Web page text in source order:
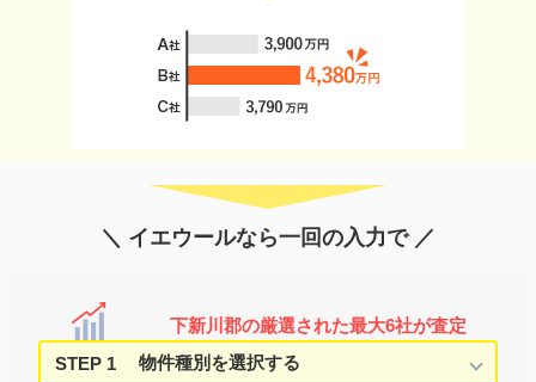
＼ イエウールなら一回の入力で ／
下新川郡の厳選された最大6社が査定
STEP 1